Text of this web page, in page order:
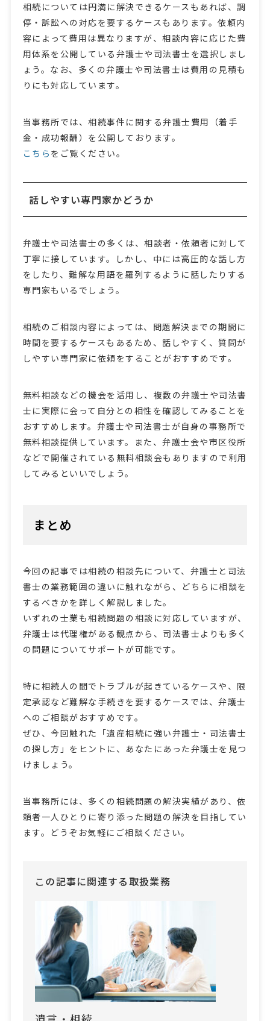
相続については円満に解決できるケースもあれば、調
停・訴訟への対応を要するケースもあります。依頼内
容によって費用は異なりますが、相談内容に応じた費
用体系を公開している弁護士や司法書士を選択しまし
ょう。なお、多くの弁護士や司法書士は費用の見積も
りにも対応しています。
当事務所では、相続事件に関する弁護士費用（着手
金・成功報酬）を公開しております。
こちら をご覧ください。
話しやすい専門家かどうか
弁護士や司法書士の多くは、相談者・依頼者に対して
丁寧に接しています。しかし、中には高圧的な話し方
をしたり、難解な用語を羅列するように話したりする
専門家もいるでしょう。
相続のご相談内容によっては、問題解決までの期間に
時間を要するケースもあるため、話しやすく、質問が
しやすい専門家に依頼をすることがおすすめです。
無料相談などの機会を活用し、複数の弁護士や司法書
士に実際に会って自分との相性を確認してみることを
おすすめします。弁護士や司法書士が自身の事務所で
無料相談提供しています。また、弁護士会や市区役所
などで開催されている無料相談会もありますので利用
してみるといいでしょう。
まとめ
今回の記事では相続の相談先について、弁護士と司法
書士の業務範囲の違いに触れながら、どちらに相談を
するべきかを詳しく解説しました。
いずれの士業も相続問題の相談に対応していますが、
弁護士は代理権がある観点から、司法書士よりも多く
の問題についてサポートが可能です。
特に相続人の間でトラブルが起きているケースや、限
定承認など難解な手続きを要するケースでは、弁護士
へのご相談がおすすめです。
ぜひ、今回触れた「遺産相続に強い弁護士・司法書士
の探し方」をヒントに、あなたにあった弁護士を見つ
けましょう。
当事務所には、多くの相続問題の解決実績があり、依
頼者一人ひとりに寄り添った問題の解決を目指してい
ます。どうぞお気軽にご相談ください。
この記事に関連する取扱業務